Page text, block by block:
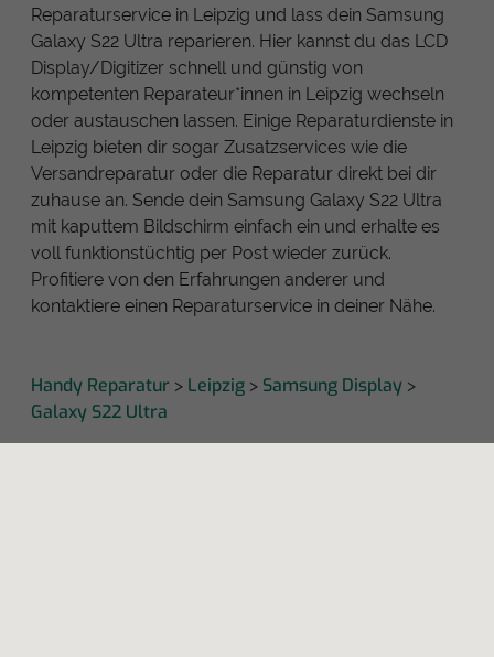
Reparaturservice in Leipzig und lass dein Samsung
Galaxy S22 Ultra reparieren. Hier kannst du das LCD
Display/Digitizer schnell und günstig von
kompetenten Reparateur*innen in Leipzig wechseln
oder austauschen lassen. Einige Reparaturdienste in
Leipzig bieten dir sogar Zusatzservices wie die
Versandreparatur oder die Reparatur direkt bei dir
zuhause an. Sende dein Samsung Galaxy S22 Ultra
mit kaputtem Bildschirm einfach ein und erhalte es
voll funktionstüchtig per Post wieder zurück.
Profitiere von den Erfahrungen anderer und
kontaktiere einen Reparaturservice in deiner Nähe.
Handy Reparatur > Leipzig > Samsung Display >
Galaxy S22 Ultra